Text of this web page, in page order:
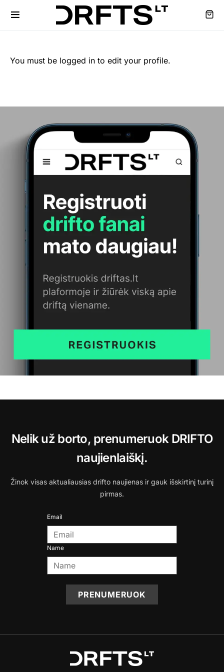
You must be logged in to edit your profile.
Nelik už borto, prenumeruok DRIFTO
naujienlaiškį.
Žinok visas aktualiausias drifto naujienas ir gauk išskirtinį turinį
pirmas.
Email
Name
PRENUMERUOK